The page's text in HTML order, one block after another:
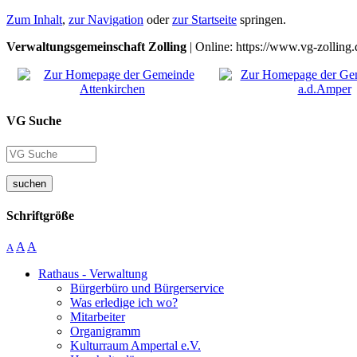
Zum Inhalt, zur Navigation oderzur Startseite springen.
Verwaltungsgemeinschaft Zolling | Online: https://www.vg-
VG Suche
suchen
Schriftgröße
A A A
Rathaus - Verwaltung
Bürgerbüro und Bürgerservice
Was erledige ich wo?
Mitarbeiter
Organigramm
Kulturraum Ampertal e.V.